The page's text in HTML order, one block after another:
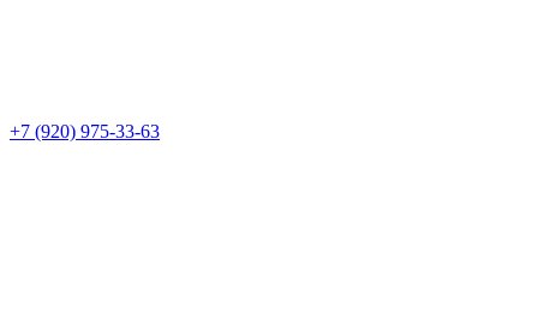
+7 (920) 975-33-63